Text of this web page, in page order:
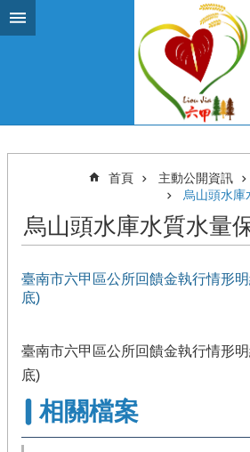
跳到主要內容區塊
首頁 主動公開資訊
烏山頭水庫
烏山頭水庫水質水量
臺南市六甲區公所回饋金執行情形
底)
臺南市六甲區公所回饋金執行情形
底)
相關檔案